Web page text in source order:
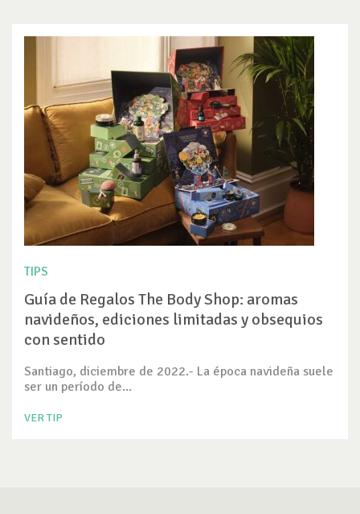
TIPS
Guía de Regalos The Body Shop: aromas
navideños, ediciones limitadas y obsequios
con sentido
Santiago, diciembre de 2022.- La época navideña suele
ser un período de...
VER TIP